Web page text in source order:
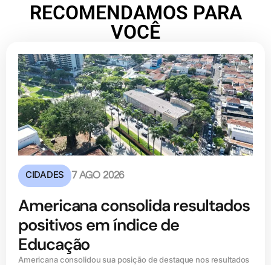
RECOMENDAMOS PARA
VOCÊ
CIDADES 7 AGO 2026
Americana consolida resultados
positivos em índice de
Educação
Americana consolidou sua posição de destaque nos resultados